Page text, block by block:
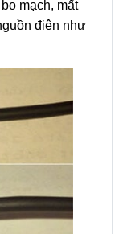
mạch, mất
điện như